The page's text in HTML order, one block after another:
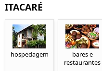
ITACARÉ
hospedagem
bares e
restaurantes